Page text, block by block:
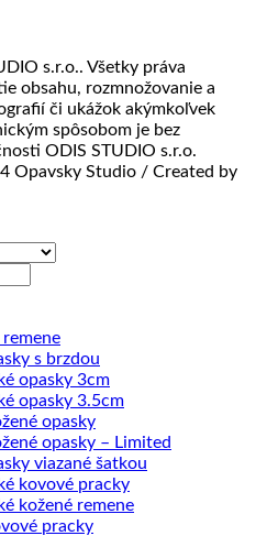
s.r.o.. Všetky práva
obsahu, rozmnožovanie a
či ukážok akýmkoľvek
spôsobom je bez
ODIS STUDIO s.r.o.
Opavsky Studio / Created by
remene
s brzdou
opasky 3cm
opasky 3.5cm
opasky
opasky – Limited
viazané šatkou
kovové pracky
kožené remene
pracky